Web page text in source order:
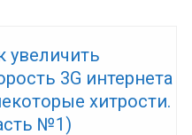
увеличить
3G интернета
хитрости.
№1)